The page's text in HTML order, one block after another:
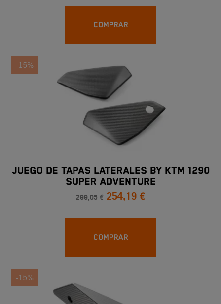
COMPRAR
-15%
JUEGO DE TAPAS LATERALES BY KTM 1290
SUPER ADVENTURE
299,05 € 254,19 €
COMPRAR
-15%